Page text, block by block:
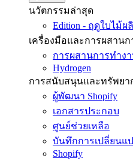
นวัตกรรมล่าสุด
Edition - ฤดูใบไม้ผ
เครื่องมือและการผสาน
การผสานการทำง
Hydrogen
การสนับสนุนและทรัพยา
ผู้พัฒนา Shopify
เอกสารประกอบ
ศูนย์ช่วยเหลือ
บันทึกการเปลี่ยนแ
Shopify